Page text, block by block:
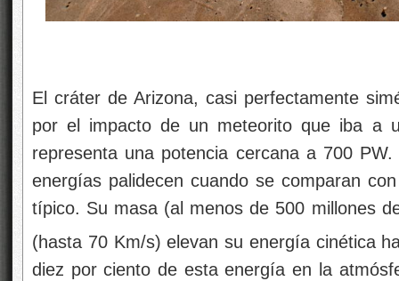
El cráter de Arizona, casi perfectamente
por el impacto de un meteorito que iba a
representa una potencia cercana a 700
energías palidecen cuando se comparan
típico. Su masa (al menos de 500 millones
(hasta 70 Km/s) elevan su energía cinética
diez por ciento de esta energía en la